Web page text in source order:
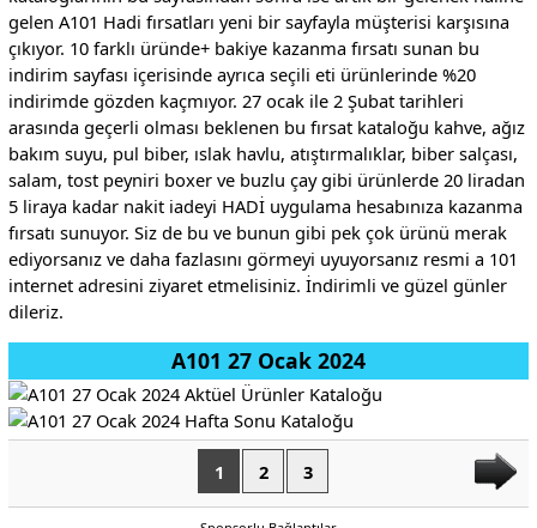
gelen A101 Hadi fırsatları yeni bir sayfayla müşterisi karşısına
çıkıyor. 10 farklı üründe+ bakiye kazanma fırsatı sunan bu
indirim sayfası içerisinde ayrıca seçili eti ürünlerinde %20
indirimde gözden kaçmıyor. 27 ocak ile 2 Şubat tarihleri
arasında geçerli olması beklenen bu fırsat kataloğu kahve, ağız
bakım suyu, pul biber, ıslak havlu, atıştırmalıklar, biber salçası,
salam, tost peyniri boxer ve buzlu çay gibi ürünlerde 20 liradan
5 liraya kadar nakit iadeyi HADİ uygulama hesabınıza kazanma
fırsatı sunuyor. Siz de bu ve bunun gibi pek çok ürünü merak
ediyorsanız ve daha fazlasını görmeyi uyuyorsanız resmi a 101
internet adresini ziyaret etmelisiniz. İndirimli ve güzel günler
dileriz.
A101 27 Ocak 2024
1 2 3